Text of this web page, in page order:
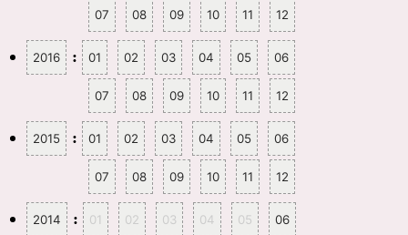
07 08 09 10 11 12
2016 : 01 02 03 04 05 06
07 08 09 10 11 12
2015 : 01 02 03 04 05 06
07 08 09 10 11 12
2014 : 01 02 03 04 05 06